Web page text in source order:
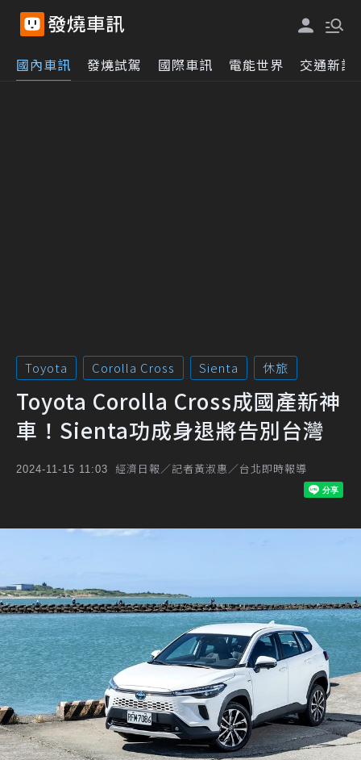
國內車訊 發燒試駕 國際車訊 電能世界 交通新訊
Toyota Corolla Cross Sienta 休旅
Toyota Corolla Cross成國產新神
車！Sienta功成身退將告別台灣
2024-11-15 11:03 經濟日報／記者黃淑惠／台北即時報導